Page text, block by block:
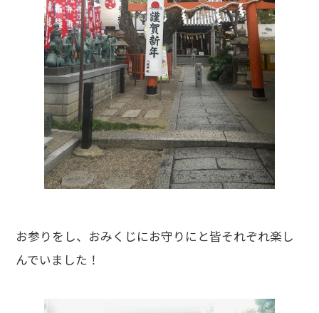
お参りをし、おみくじにお守りにと皆それぞれ楽し
んでいました！